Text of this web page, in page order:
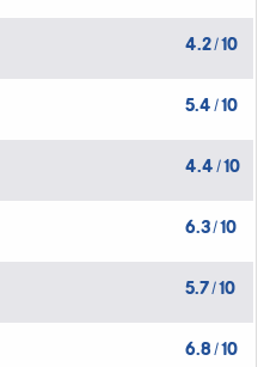
4.2/10
5.4 /10
4.4 /10
6.3/10
5.7/10
6.8/10